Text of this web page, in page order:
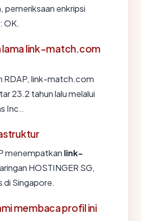
enkripsi
OK.
lama link-match.com
RDAP, link-match.com
23.2 tahun lalu melalui
Inc..
menempatkan link-
HOSTINGER SG,
di Singapore.
membaca profil ini